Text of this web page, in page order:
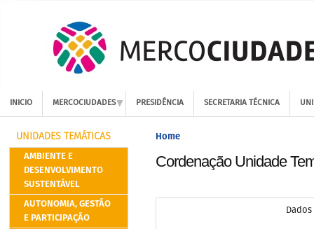
INICIO MERCOCIUDADES PRESIDÊNCIA SECRETARIA TÉCNICA
UNIDADES TEMÁTICAS
AMBIENTE E
DESENVOLVIMENTO
SUSTENTÁVEL
AUTONOMIA, GESTÃO
E PARTICIPAÇÃO
Home
Cordenação Unidade